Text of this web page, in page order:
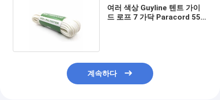
여러 색상 Guyline 텐트 가이
드 로프 7 가닥 Paracord 550
계속하다